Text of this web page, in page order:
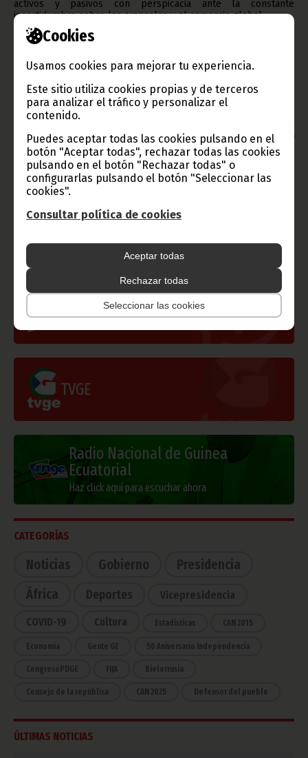
Cookies
Usamos cookies para mejorar tu experiencia.
Este sitio utiliza cookies propias y de terceros
para analizar el tráfico y personalizar el
contenido.
Puedes aceptar todas las cookies pulsando en el
botón "Aceptar todas", rechazar todas las cookies
pulsando en el botón "Rechazar todas" o
configurarlas pulsando el botón "Seleccionar las
cookies".
Consultar política de cookies
Aceptar todas
Rechazar todas
Seleccionar las cookies
activos y pasivos con perspicacia ante la constante
incertidumbre sobre los aranceles y el comercio global.
Los ganadores serán honrados en una Ceremonia de
Premiación que se celebrará durante las reuniones anuales
del FMI/Banco Mundial en Bangkok, Tailandia, en el DusitThani,
el 17 de octubre de 2026.
Fuente: Dpto. Marketing BANGE
Oficina de Información y Prensa de Guinea Ecuatorial
imágenes que lo acompañen debe hacerse, siempre y en todo
lugar, con la mención de la fuente de origen de la misma
(Oficina de Información y Prensa de Guinea Ecuatorial).
Gobierno e Instituciones
Información de Guinea Ecuatorial
TVGE
Radio Nacional de Guinea
Ecuatorial
Haz click aquí para escuchar ahora
CATEGORÍAS
Noticias Gobierno
Presidencia
África
Deportes Vicepresidencia
COVID-19 Cultura Estadísticas CAN 2015
Economía Gente GE 50 Aniversario Independencia
CongresoPDGE FIJA Bielorrusia
Consejo de la república CAN 2025 Defensor del pueblo
ÚLTIMAS NOTICIAS